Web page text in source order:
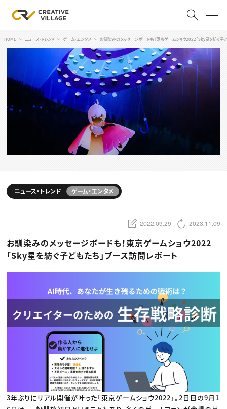
ログイン 会員登録
クリエイター求人を探す
CREATIVE JOB求人検索
採用説明会
スキルアップしたい！
デザイン
編集・ライティング
マーケティング
ディレクション
業界解説・キャリア事情
お役立ち基礎知識
TOP Creator’s コラム
Webクリエイター
アプリクリエイター
ゲームクリエイター
映像クリエイター
マーケッター
C＆R Magazine
セミナー
ニュース・トレンド
映像
広告
出版
CREATIVE VILLAGEからのお知らせ
プロフェッショナル×つながる×メディア
HOME ニュース・トレンド ゲーム・エンタメ お馴染みのメッセージボードも！東京ゲームショウ2022「Sky星を紡ぐ子
ニュース・トレンド ゲーム・エンタメ
2022.09.29 2023.11.09
お馴染みのメッセージボードも！東京ゲームショウ2022
「Sky星を紡ぐ子どもたち」ブース訪問レポート
3年ぶりにリアル開催が叶った「東京ゲームショウ2022」。2日目の9月1